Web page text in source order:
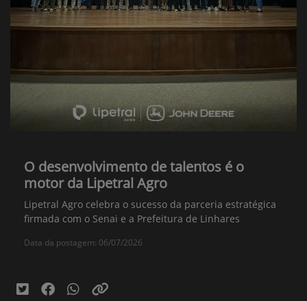
O desenvolvimento de talentos é o
motor da Lipetral Agro
Lipetral Agro celebra o sucesso da parceria estratégica
firmada com o Senai e a Prefeitura de Linhares
Data da postagem: 06/07/2026